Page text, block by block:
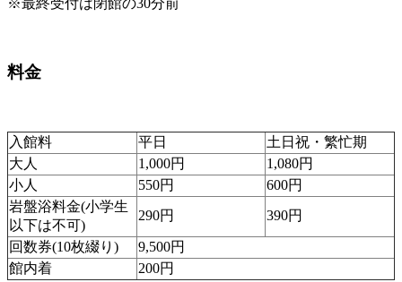
※最終受付は閉館の30分前
料金
入館料 平日
土日祝・繁忙期
大人
1,000円
1,080円
小人
550円
600円
岩盤浴料金(小学生
以下は不可)
290円 390円
回数券(10枚綴り)
9,500円
館内着
200円